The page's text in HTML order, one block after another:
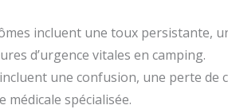
incluent une toux persistante,
d’urgence vitales en camping.
une confusion, une perte
médicale spécialisée.